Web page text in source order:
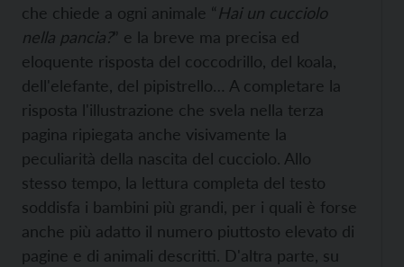
che chiede a ogni animale “Hai un cucciolo
nella pancia?” e la breve ma precisa ed
eloquente risposta del coccodrillo, del koala,
dell'elefante, del pipistrello… A completare la
risposta l'illustrazione che svela nella terza
pagina ripiegata anche visivamente la
peculiarità della nascita del cucciolo. Allo
stesso tempo, la lettura completa del testo
soddisfa i bambini più grandi, per i quali è forse
anche più adatto il numero piuttosto elevato di
pagine e di animali descritti. D'altra parte, su